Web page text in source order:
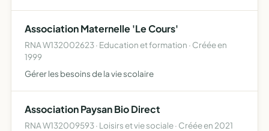
Association Maternelle 'Le Cours'
RNA W132002623 · Education et formation · Créée en
1999
Gérer les besoins de la vie scolaire
Association Paysan Bio Direct
RNA W132009593 · Loisirs et vie sociale · Créée en 2021